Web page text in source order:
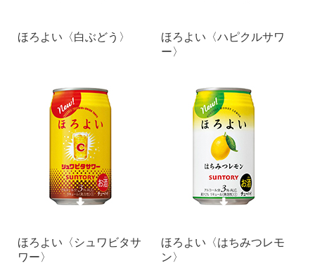
ほろよい〈白ぶどう〉
ほろよい〈ハピクルサワ
ー〉
ほろよい〈シュワビタサ
ワー〉
ほろよい〈はちみつレモ
ン〉